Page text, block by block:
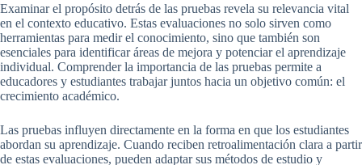
Examinar el propósito detrás de las pruebas revela su relevancia vital
en el contexto educativo. Estas evaluaciones no solo sirven como
herramientas para medir el conocimiento, sino que también son
esenciales para identificar áreas de mejora y potenciar el aprendizaje
individual. Comprender la importancia de las pruebas permite a
educadores y estudiantes trabajar juntos hacia un objetivo común: el
crecimiento académico.
Las pruebas influyen directamente en la forma en que los estudiantes
abordan su aprendizaje. Cuando reciben retroalimentación clara a partir
de estas evaluaciones, pueden adaptar sus métodos de estudio y